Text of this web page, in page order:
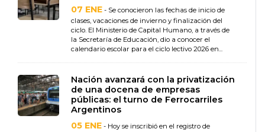
07 ENE - Se conocieron las fechas de inicio de
clases, vacaciones de invierno y finalización del
ciclo. El Ministerio de Capital Humano, a través de
la Secretaría de Educación, dio a conocer el
calendario escolar para el ciclo lectivo 2026 en...
Nación avanzará con la privatización
de una docena de empresas
públicas: el turno de Ferrocarriles
Argentinos
05 ENE - Hoy se inscribió en el registro de